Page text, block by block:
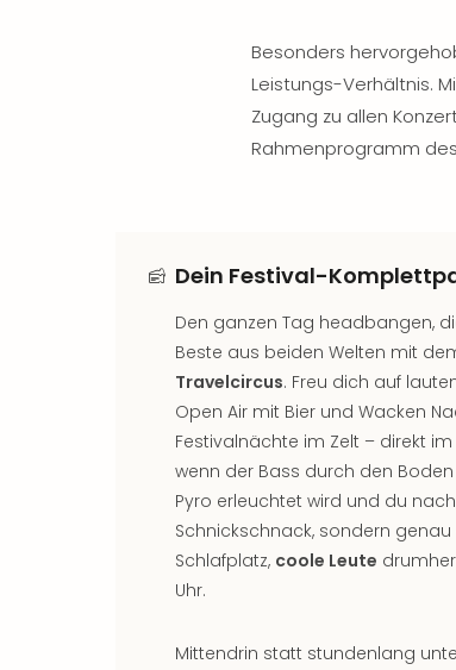
Besonders
Leistungs-Verhältnis.
Zugang zu allen
Rahmenprogramm
Dein Festival-
Den ganzen Tag headbangen,
Beste aus beiden Welten mit
Travelcircus. Freu dich auf
Open Air mit Bier und Wacken
Festivalnächte im Zelt – direkt
wenn der Bass durch den
Pyro erleuchtet wird und du
Schnickschnack, sondern
Schlafplatz, coole Leute
Uhr.
Mittendrin statt stundenlang